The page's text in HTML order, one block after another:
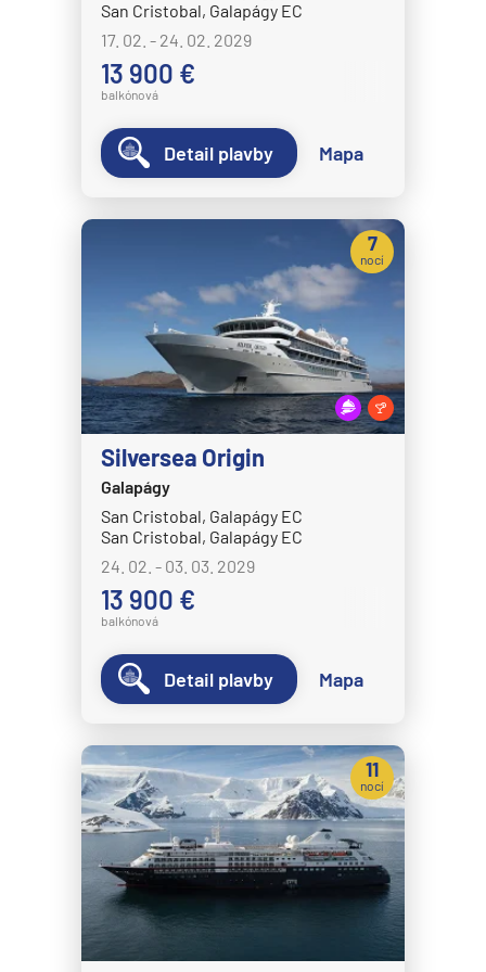
Celestyal Discovery
Celestyal Journey
Costa Cruises
Costa Deliziosa
Costa Diadema
Costa Favolosa
Costa Fortuna
Costa Pacifica
Costa Serena
Costa Smeralda
Costa Toscana
Crystal Cruises
Crystal Symphony
Cunard Line
Queen Anne
Queen Elizabeth
Queen Victoria
Disney Cruise Line
Disney Adventure
Disney Destiny
Disney Dream
Disney Fantasy
San Cristobal, Galapágy EC
17. 02. - 24. 02. 2029
13 900 €
balkónová
Detail plavby Mapa
Silversea Origin
Galapágy
San Cristobal, Galapágy EC
San Cristobal, Galapágy EC
24. 02. - 03. 03. 2029
13 900 €
balkónová
7
nocí
Detail plavby Mapa
11
nocí